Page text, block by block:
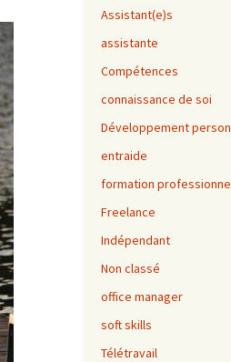
Assistant(e)s
assistante
Compétences
connaissance de soi
Développement
entraide
formation
Freelance
Indépendant
Non classé
office manager
soft skills
Télétravail